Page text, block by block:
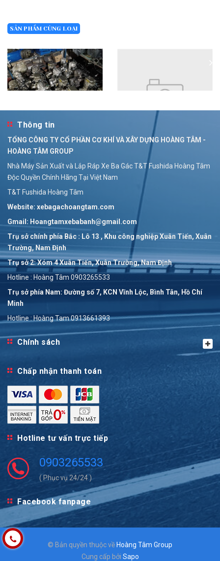
SẢN PHẨM CÙNG LOẠI
Phụ tùng xe ba bánh các loại
Liên hệ
PHỤ TÙNG XE CÔNG NÔNG
Liên hệ
Thông tin
TỔNG CÔNG TY CỔ PHẦN CƠ KHÍ VÀ XÂY DỰNG HOÀNG TÂM -
HOÀNG TÂM GROUP
Nhà Máy Sản Xuất và Lắp Ráp Xe Ba Gác T&T Fushida Hoàng Tâm
Độc Quyền Chính Hãng Tại Việt Nam
T&T Fushida Hoàng Tâm
Website: xebagachoangtam.com
Gmail: Hoangtamxebabanh@gmail.com
Trụ sở chính phía Bắc : Lô 13 , Khu công nghiệp Xuân Tiến, Xuân
Trường, Nam Định
Trụ sở 2: Xóm 4 Xuân Tiến, Xuân Trường, Nam Định
Hotline : Hoàng Tâm 0903265533
Trụ sở phía Nam: Đường số 7, KCN Vĩnh Lộc, Bình Tân, Hồ Chí
Minh
Hotline : Hoàng Tam 0913661393
Chính sách
Chấp nhận thanh toán
Hotline tư vấn trực tiếp
0903265533
( Phục vụ 24/24 )
Facebook fanpage
© Bản quyền thuộc về Hoàng Tâm Group
Cung cấp bởi Sapo